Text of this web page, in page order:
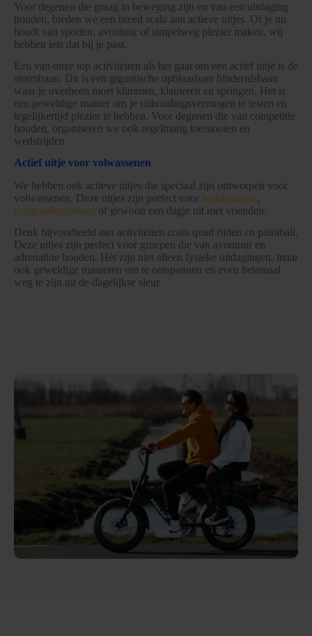
Voor degenen die graag in beweging zijn en van een uitdaging
houden, bieden we een breed scala aan actieve uitjes. Of je nu
houdt van sporten, avontuur of simpelweg plezier maken, wij
hebben iets dat bij je past.
Een van onze top activiteiten als het gaat om een actief uitje is de
stormbaan. Dit is een gigantische opblaasbare hindernisbaan
waar je overheen moet klimmen, klauteren en springen. Het is
een geweldige manier om je uithoudingsvermogen te testen en
tegelijkertijd plezier te hebben. Voor degenen die van competitie
houden, organiseren we ook regelmatig toernooien en
wedstrijden.
Actief uitje voor volwassenen
We hebben ook actieve uitjes die speciaal zijn ontworpen voor
volwassenen. Deze uitjes zijn perfect voor bedrijfsuitjes,
vrijgezellenfeesten of gewoon een dagje uit met vrienden.
Denk bijvoorbeeld aan activiteiten zoals quad rijden en paintball.
Deze uitjes zijn perfect voor groepen die van avontuur en
adrenaline houden. Het zijn niet alleen fysieke uitdagingen, maar
ook geweldige manieren om te ontspannen en even helemaal
weg te zijn uit de dagelijkse sleur.